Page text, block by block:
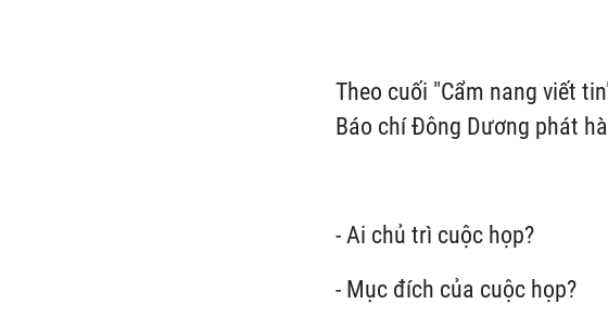
Theo cuối "Cẩm nang viết
Báo chí Đông Dương phát
- Ai chủ trì cuộc họp?
- Mục đích của cuộc họp?